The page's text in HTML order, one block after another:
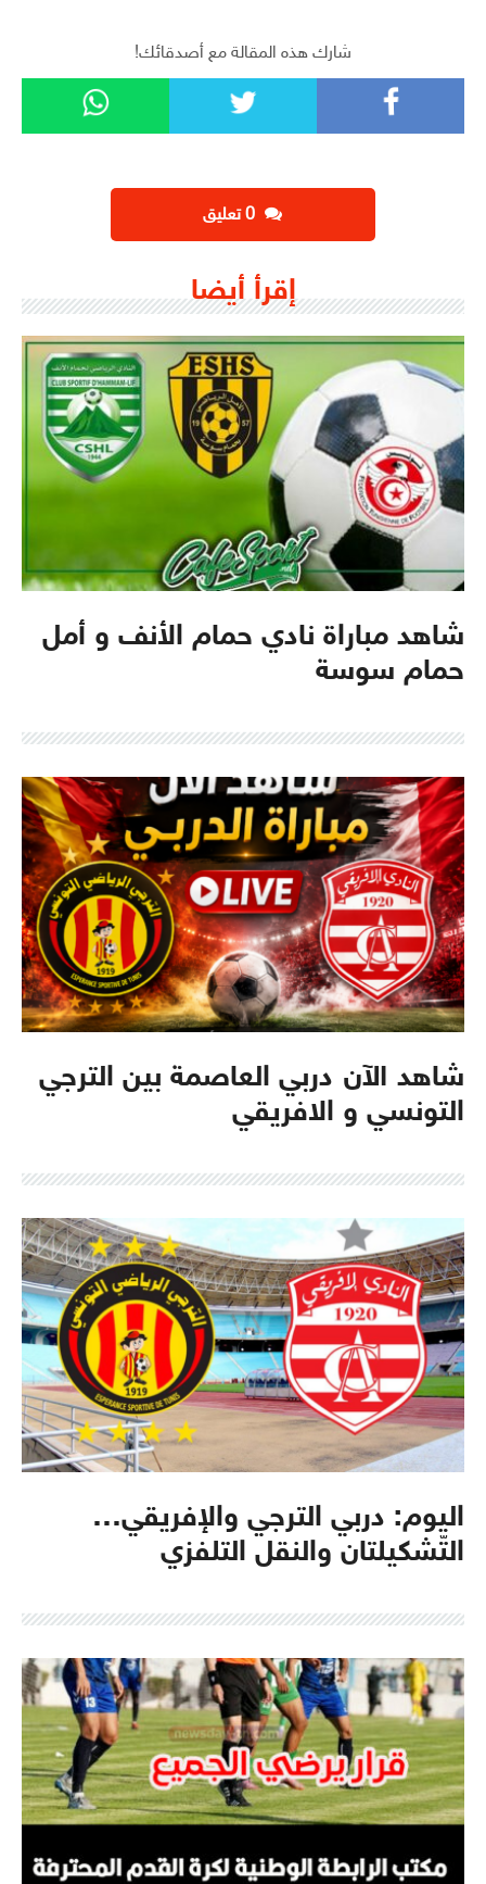
شارك هذه المقالة مع أصدقائك!
إقرأ أيضا
شاهد مباراة نادي حمام الأنف و أمل
حمام سوسة
شاهد الآن دربي العاصمة بين الترجي
التونسي و الافريقي
اليوم: دربي الترجي والإفريقي…
التّشكيلتان والنقل التلفزي